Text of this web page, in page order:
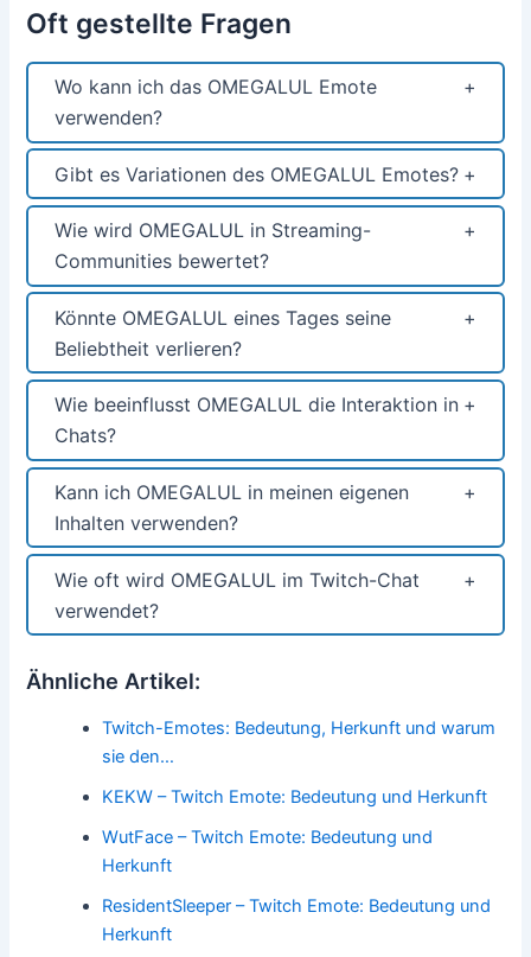
Oft gestellte Fragen
Wo kann ich das OMEGALUL Emote
verwenden?
Gibt es Variationen des OMEGALUL Emotes?
Wie wird OMEGALUL in Streaming-
Communities bewertet?
Könnte OMEGALUL eines Tages seine
Beliebtheit verlieren?
Wie beeinflusst OMEGALUL die Interaktion in
Chats?
Kann ich OMEGALUL in meinen eigenen
Inhalten verwenden?
Wie oft wird OMEGALUL im Twitch-Chat
verwendet?
Ähnliche Artikel:
Twitch-Emotes: Bedeutung, Herkunft und warum
sie den…
KEKW – Twitch Emote: Bedeutung und Herkunft
WutFace – Twitch Emote: Bedeutung und
Herkunft
ResidentSleeper – Twitch Emote: Bedeutung und
Herkunft